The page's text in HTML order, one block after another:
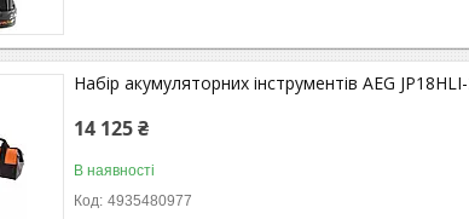
Набір акумуляторних інструментів AEG
14 125 ₴
В наявності
4935480977